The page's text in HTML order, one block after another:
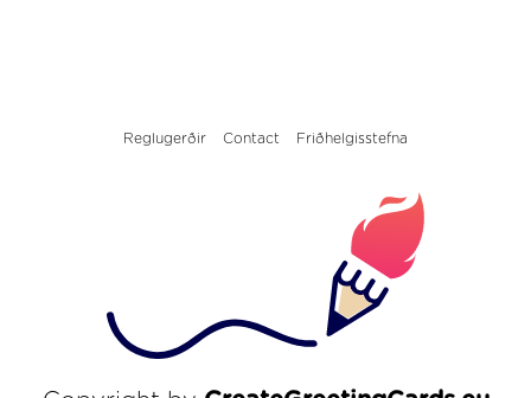
Reglugerðir Contact Friðhelgisstefna